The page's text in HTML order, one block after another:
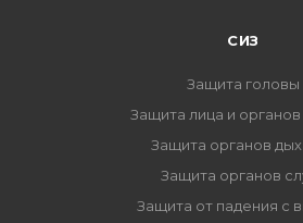
СИЗ
Защита головы
Защита лица и
Защита органов
Защита органов
Защита от падения с